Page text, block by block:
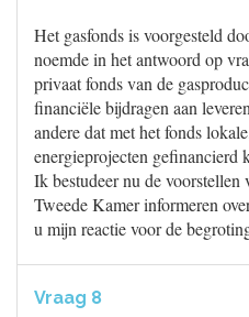
Het gasfonds is voorgesteld
noemde in het antwoord op
privaat fonds van de
financiële bijdragen aan
andere dat met het fonds
energieprojecten gefinancierd
Ik bestudeer nu de
Tweede Kamer informeren
u mijn reactie voor de
Vraag 8